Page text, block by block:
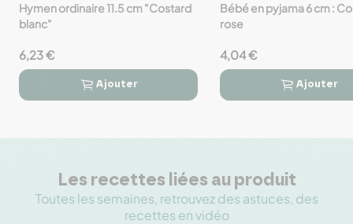
favorite_border
Hymen ordinaire 11.5 cm "Costard
blanc"
6,23 €
 
Ajouter
favorite_border
Bébé en pyjama 6 cm :
rose
4,04 €
 
Ajouter
Les recettes liées au produit
Toutes les semaines, retrouvez des astuces, des
recettes en vidéo